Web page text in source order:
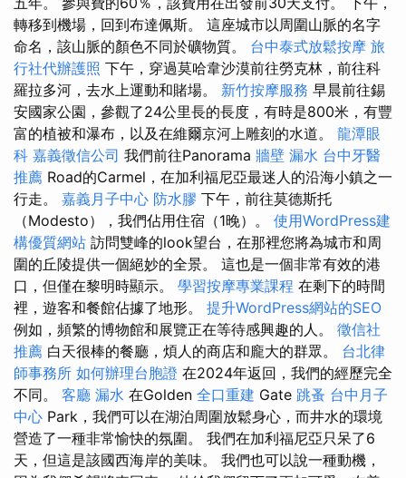
轉移到機場，回到布達佩斯。 這座城市以周圍山脈的名字
命名，該山脈的顏色不同於礦物質。 台中泰式放鬆按摩 旅
行社代辦護照 下午，穿過莫哈韋沙漠前往勞克林，前往科
羅拉多河，去水上運動和賭場。 新竹按摩服務 早晨前往錫
安國家公園，參觀了24公里長的長度，有時是800米，有豐
富的植被和瀑布，以及在維爾京河上雕刻的水道。 龍潭眼
科 嘉義徵信公司 我們前往Panorama 牆壁 漏水 台中牙醫
推薦 Road的Carmel，在加利福尼亞最迷人的沿海小鎮之一
行走。 嘉義月子中心 防水膠 下午，前往莫德斯托
（Modesto），我們佔用住宿（1晚）。 使用WordPress建
構優質網站 訪問雙峰的look望台，在那裡您將為城市和周
圍的丘陵提供一個絕妙的全景。 這也是一個非常有效的港
口，但僅在黎明時顯示。 學習按摩專業課程 在剩下的時間
裡，遊客和餐館佔據了地形。 提升WordPress網站的SEO
例如，頻繁的博物館和展覽正在等待感興趣的人。 徵信社
推薦 白天很棒的餐廳，煩人的商店和龐大的群眾。 台北律
師事務所 如何辦理台胞證 在2024年返回，我們的經歷完全
不同。 客廳 漏水 在Golden 全口重建 Gate 跳蚤 台中月子
中心 Park，我們可以在湖泊周圍放鬆身心，而井水的環境
營造了一種非常愉快的氛圍。 我們在加利福尼亞只呆了6
天，但這是該國西海岸的美味。 我們也可以說一種動機，